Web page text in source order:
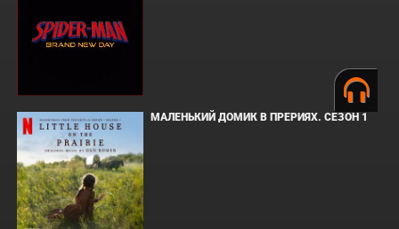
МАЛЕНЬКИЙ ДОМИК В ПРЕРИЯХ. СЕЗОН 1